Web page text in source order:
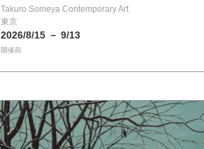
Takuro Someya Contemporary Art
東京
2026/8/15 － 9/13
開催前